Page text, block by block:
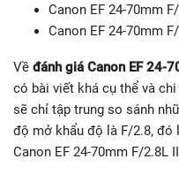
Canon EF 24-70mm
Canon EF 24-70mm
Về đánh giá Canon EF 24-
có bài viết khá cụ thể và
sẽ chỉ tập trung so sánh
độ mở khẩu độ là F/2.8, đó
Canon EF 24-70mm F/2.8L